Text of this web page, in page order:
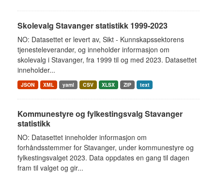
Skolevalg Stavanger statistikk 1999-2023
NO: Datasettet er levert av, Sikt - Kunnskapssektorens
tjenesteleverandør, og inneholder informasjon om
skolevalg i Stavanger, fra 1999 til og med 2023. Datasettet
inneholder...
JSON XML yaml CSV XLSX ZIP text
Kommunestyre og fylkestingsvalg Stavanger
statistikk
NO: Datasettet inneholder informasjon om
forhåndsstemmer for Stavanger, under kommunestyre og
fylkestingsvalget 2023. Data oppdates en gang til dagen
fram til valget og gir...